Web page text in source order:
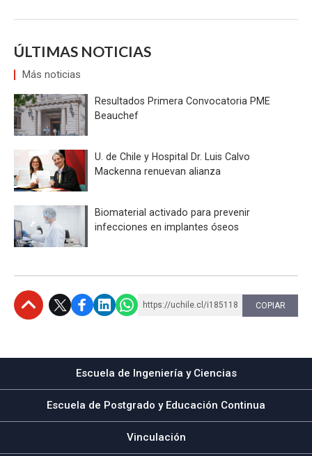
ÚLTIMAS NOTICIAS
Más noticias
Resultados Primera Convocatoria PME
Beauchef
U. de Chile y Hospital Dr. Luis Calvo
Mackenna renuevan alianza
Biomaterial activado para prevenir
infecciones en implantes óseos
https://uchile.cl/i185118 COPIAR
Escuela de Ingeniería y Ciencias
Escuela de Postgrado y Educación Continua
Vinculación